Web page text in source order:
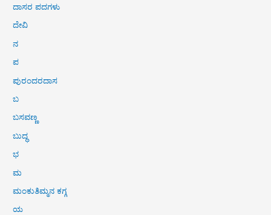
ದಾಸರ ಪದಗಳು
ದೇವಿ
ನ
ಪ
ಪುರಂದರದಾಸ
ಬ
ಬಸವಣ್ಣ
ಬುದ್ಧ
ಭ
ಮ
ಮಂಕುತಿಮ್ಮನ ಕಗ್ಗ
ಯ